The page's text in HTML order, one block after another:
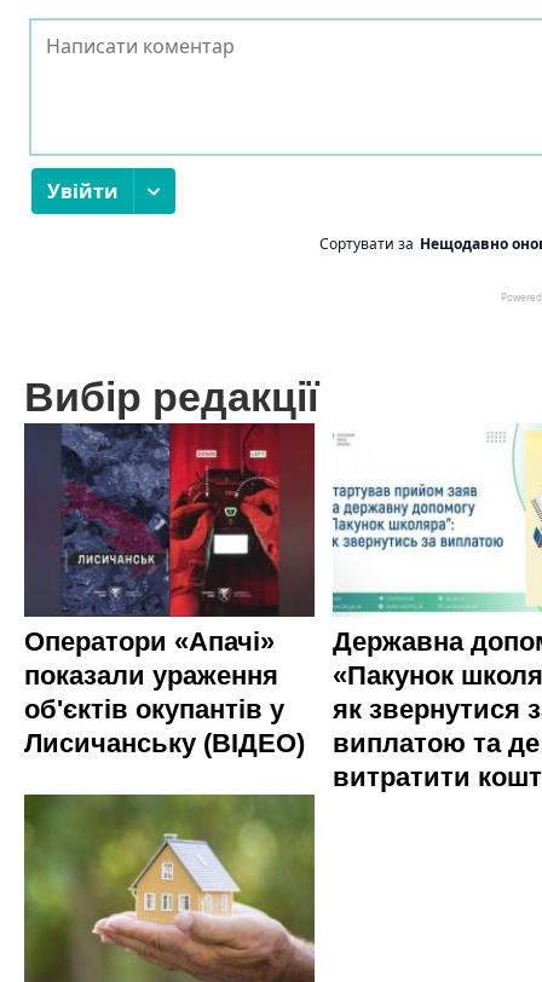
Вибір редакції
Оператори «Апачі»
показали ураження
об'єктів окупантів у
Лисичанську (ВІДЕО)
Державна
«Пакунок
як звернутися
виплатою та де
витратити